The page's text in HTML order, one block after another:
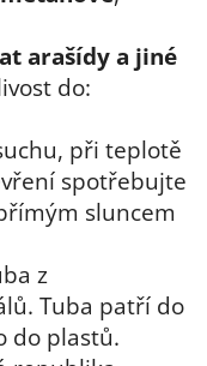
arašídy a jiné
do:
při teplotě
spotřebujte
sluncem
z
Tuba patří do
do plastů.